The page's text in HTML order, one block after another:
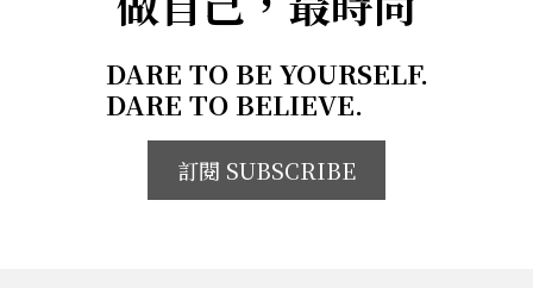
DARE TO BE YOURSELF.
DARE TO BELIEVE.
訂閱 SUBSCRIBE